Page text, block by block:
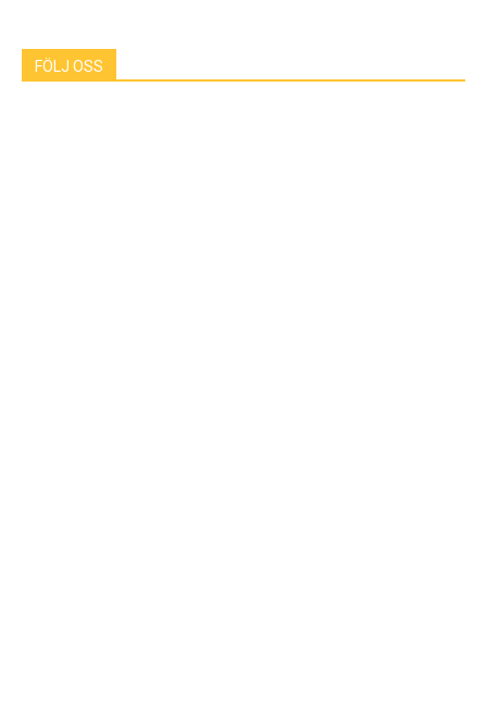
FÖLJ OSS